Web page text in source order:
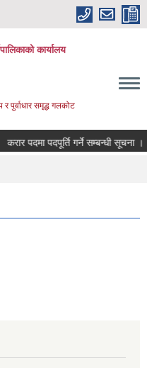
कार्यालय
पुर्वाधार समृद्ध गलकोट
करार पदमा पदपूर्ति गर्ने सम्बन्धी सूचना ।